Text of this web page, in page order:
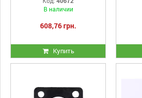
В наличии
608,76 грн.
Купить